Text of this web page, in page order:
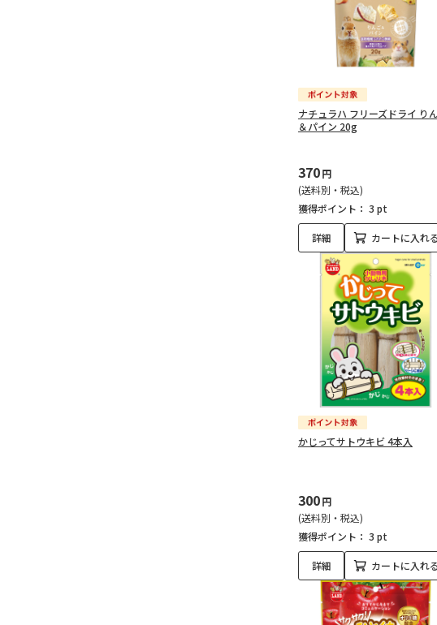
ナチュラハ フリーズドライ り
＆パイン 20g
370円
(送料別・税込)
獲得ポイント： 3 pt
詳細 カートに入れる
かじってサトウキビ 4本入
300円
(送料別・税込)
獲得ポイント： 3 pt
詳細 カートに入れる